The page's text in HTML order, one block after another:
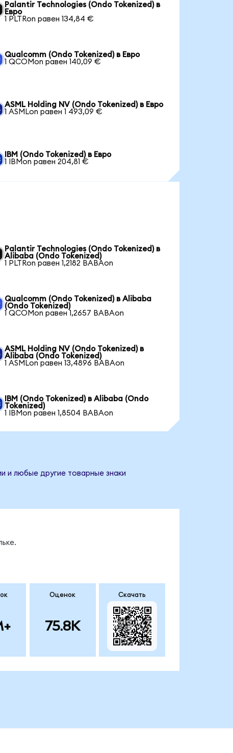
Palantir Technologies (Ondo Tokenized) в
Евро
1 PLTRon равен 134,84 €
Qualcomm (Ondo Tokenized) в Евро
1 QCOMon равен 140,09 €
ASML Holding NV (Ondo Tokenized) в Евро
1 ASMLon равен 1 493,09 €
IBM (Ondo Tokenized) в Евро
1 IBMon равен 204,81 €
Palantir Technologies (Ondo Tokenized) в
Alibaba (Ondo Tokenized)
1 PLTRon равен 1,2182 BABAon
Qualcomm (Ondo Tokenized) в Alibaba
(Ondo Tokenized)
1 QCOMon равен 1,2657 BABAon
ASML Holding NV (Ondo Tokenized) в
Alibaba (Ondo Tokenized)
1 ASMLon равен 13,4896 BABAon
IBM (Ondo Tokenized) в Alibaba (Ondo
Tokenized)
1 IBMon равен 1,8504 BABAon
и любые другие товарные знаки
Оценок
75.8K
Скачать